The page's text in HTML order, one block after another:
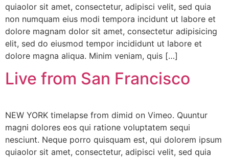
quiaolor sit amet, consectetur, adipisci velit, sed quia
non numquam eius modi tempora incidunt ut labore et
dolore magnam dolor sit amet, consectetur adipisicing
elit, sed do eiusmod tempor incididunt ut labore et
dolore magna aliqua. Minim veniam, quis […]
Live from San Francisco
NEW YORK timelapse from dimid on Vimeo. Quuntur
magni dolores eos qui ratione voluptatem sequi
nesciunt. Neque porro quisquam est, qui dolorem ipsum
quiaolor sit amet, consectetur, adipisci velit, sed quia